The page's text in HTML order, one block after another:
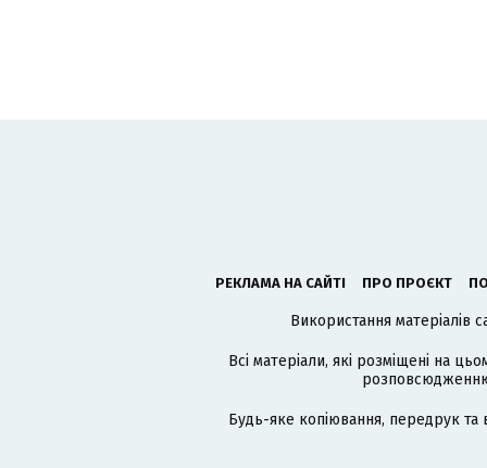
РЕКЛАМА НА САЙТІ ПРО ПРОЄКТ
Використання матеріалів
Всі матеріали, які розміщені на
розповсюдженню
Будь-яке копіювання, передрук та